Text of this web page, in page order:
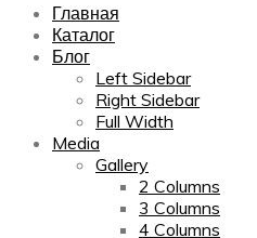
Главная
Каталог
Блог
Left Sidebar
Right Sidebar
Full Width
Media
Gallery
2 Columns
3 Columns
4 Columns